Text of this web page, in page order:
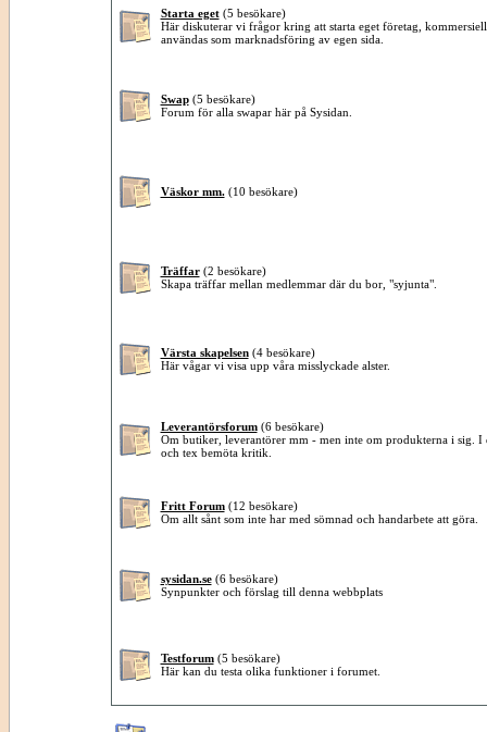
Starta eget (5 besökare)
Här diskuterar vi frågor kring att starta eget företag,
användas som marknadsföring av egen sida.
Swap (5 besökare)
Forum för alla swapar här på Sysidan.
Väskor mm. (10 besökare)
Träffar (2 besökare)
Skapa träffar mellan medlemmar där du bor, "syjunta".
Värsta skapelsen (4 besökare)
Här vågar vi visa upp våra misslyckade alster.
Leverantörsforum (6 besökare)
Om butiker, leverantörer mm - men inte om produkterna i sig.
och tex bemöta kritik.
Fritt Forum (12 besökare)
Om allt sånt som inte har med sömnad och handarbete att göra.
sysidan.se (6 besökare)
Synpunkter och förslag till denna webbplats
Testforum (5 besökare)
Här kan du testa olika funktioner i forumet.